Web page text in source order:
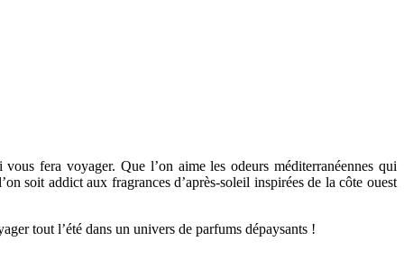
fera voyager. Que l’on aime les odeurs méditerranéennes qui
soit addict aux fragrances d’après-soleil inspirées de la côte ouest
tout l’été dans un univers de parfums dépaysants !